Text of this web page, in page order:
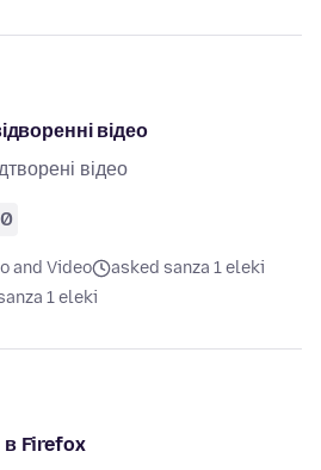
відео
відео
and Video
asked sanza 1 eleki
1 eleki
в Firefox